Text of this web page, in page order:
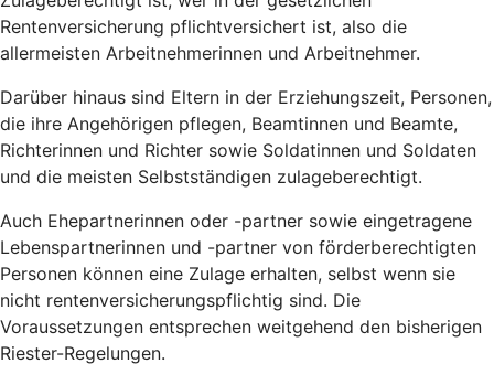
Rentenversicherung pflichtversichert ist, also die
allermeisten Arbeitnehmerinnen und Arbeitnehmer.
Darüber hinaus sind Eltern in der Erziehungszeit, Personen,
die ihre Angehörigen pflegen, Beamtinnen und Beamte,
Richterinnen und Richter sowie Soldatinnen und Soldaten
und die meisten Selbstständigen zulageberechtigt.
Auch Ehepartnerinnen oder -partner sowie eingetragene
Lebenspartnerinnen und -partner von förderberechtigten
Personen können eine Zulage erhalten, selbst wenn sie
nicht rentenversicherungspflichtig sind. Die
Voraussetzungen entsprechen weitgehend den bisherigen
Riester-Regelungen.